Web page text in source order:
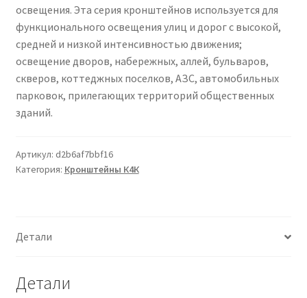
освещения. Эта серия кронштейнов используется для
функционального освещения улиц и дорог с высокой,
средней и низкой интенсивностью движения;
освещение дворов, набережных, аллей, бульваров,
скверов, коттеджных поселков, АЗС, автомобильных
парковок, прилегающих территорий общественных
зданий.
Артикул: d2b6af7bbf16
Категория: Кронштейны К4К
Детали
Детали